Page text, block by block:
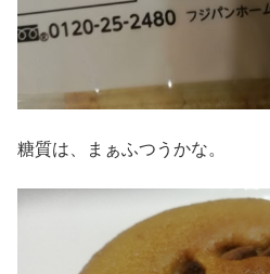
糖質は、まぁふつうかな。